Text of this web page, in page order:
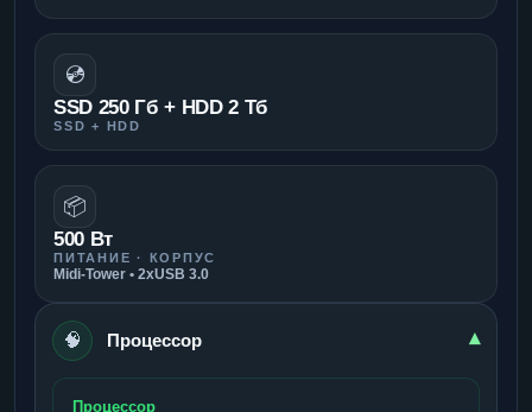
💿
SSD 250 Гб + HDD 2 Тб
SSD + HDD
📦
500 Вт
ПИТАНИЕ · КОРПУС
Midi-Tower • 2xUSB 3.0
🧠 Процессор ▾
Процессор